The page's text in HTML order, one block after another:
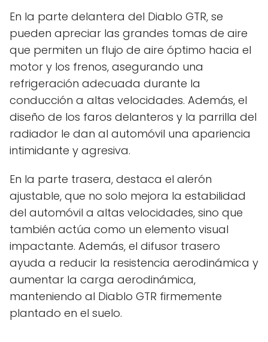
En la parte delantera del Diablo GTR, se
pueden apreciar las grandes tomas de aire
que permiten un flujo de aire óptimo hacia el
motor y los frenos, asegurando una
refrigeración adecuada durante la
conducción a altas velocidades. Además, el
diseño de los faros delanteros y la parrilla del
radiador le dan al automóvil una apariencia
intimidante y agresiva.
En la parte trasera, destaca el alerón
ajustable, que no solo mejora la estabilidad
del automóvil a altas velocidades, sino que
también actúa como un elemento visual
impactante. Además, el difusor trasero
ayuda a reducir la resistencia aerodinámica y
aumentar la carga aerodinámica,
manteniendo al Diablo GTR firmemente
plantado en el suelo.